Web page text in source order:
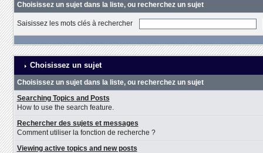
Choisissez un sujet dans la liste, ou recherchez un sujet
Saisissez les mots clés à rechercher
Choisissez un sujet
Choisissez un sujet dans la liste, ou recherchez un sujet
Searching Topics and Posts
How to use the search feature.
Rechercher des sujets et messages
Comment utiliser la fonction de recherche ?
Viewing active topics and new posts